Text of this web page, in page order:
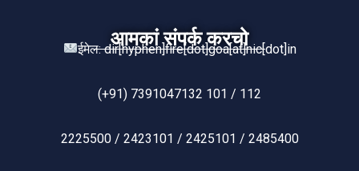
आमकां संपर्क करचो
ईमेल: dir[hyphen]fire[dot]goa[at]nic[dot]in
(+91) 7391047132 101 / 112
2225500 / 2423101 / 2425101 / 2485400